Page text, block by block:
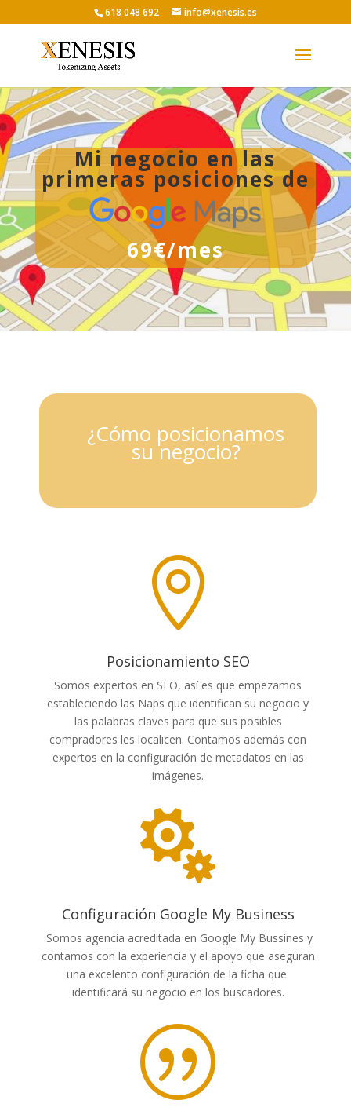
618 048 692 info@xenesis.es
Mi negocio en las
primeras posiciones de
69€/mes
¿Cómo posicionamos
su negocio?

Posicionamiento SEO
Somos expertos en SEO, así es que empezamos
estableciendo las Naps que identifican su negocio y
las palabras claves para que sus posibles
compradores les localicen. Contamos además con
expertos en la configuración de metadatos en las
imágenes.

Configuración Google My Business
Somos agencia acreditada en Google My Bussines y
contamos con la experiencia y el apoyo que aseguran
una excelento configuración de la ficha que
identificará su negocio en los buscadores.
|